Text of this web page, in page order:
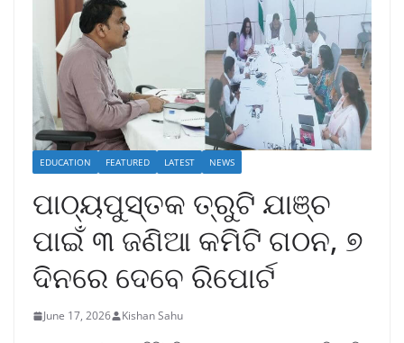
EDUCATION FEATURED LATEST NEWS
ପାଠ୍ୟପୁସ୍ତକ ତ୍ରୁଟି ଯାଞ୍ଚ
ପାଇଁ ୩ ଜଣିଆ କମିଟି ଗଠନ, ୭
ଦିନରେ ଦେବେ ରିପୋର୍ଟ
June 17, 2026 Kishan Sahu